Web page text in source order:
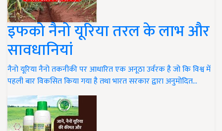
इफको नैनो यूरिया तरल के लाभ और
सावधानियां
नैनो यूरिया नैनो तकनीकी पर आधारित एक अनूठा उर्वरक है जो कि विश्व में
पहली बार विकसित किया गया है तथा भारत सरकार द्वारा अनुमोदित…